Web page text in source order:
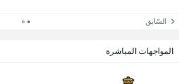
السّابق
المواجهات المباشرة